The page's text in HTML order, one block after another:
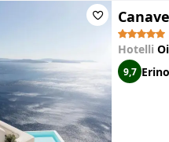
Hotelli
9,7